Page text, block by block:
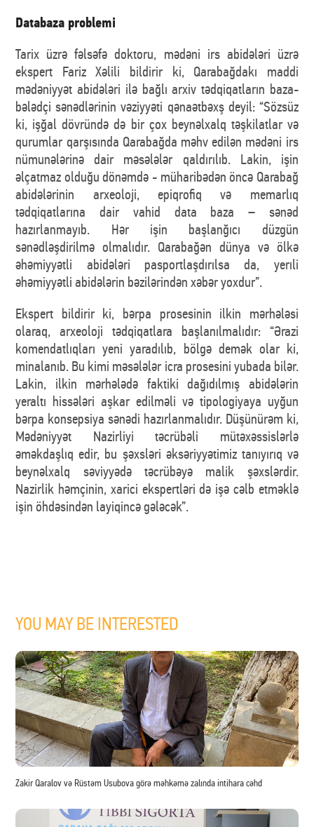
Databaza problemi
Tarix üzrə fəlsəfə doktoru, mədəni irs abidələri üzrə
ekspert Fariz Xəlili bildirir ki, Qarabağdakı maddi
mədəniyyət abidələri ilə bağlı arxiv tədqiqatların baza-
bələdçi sənədlərinin vəziyyəti qənaətbəxş deyil: “Sözsüz
ki, işğal dövründə də bir çox beynəlxalq təşkilatlar və
qurumlar qarşısında Qarabağda məhv edilən mədəni irs
nümunələrinə dair məsələlər qaldırılıb. Lakin, işin
əlçatmaz olduğu dönəmdə - müharibədən öncə Qarabağ
abidələrinin arxeoloji, epiqrofiq və memarlıq
tədqiqatlarına dair vahid data baza – sənəd
hazırlanmayıb. Hər işin başlanğıcı düzgün
sənədləşdirilmə olmalıdır. Qarabağən dünya və ölkə
əhəmiyyətli abidələri pasportlaşdırılsa da, yerıli
əhəmiyyətli abidələrin bəzilərindən xəbər yoxdur”.
Ekspert bildirir ki, bərpa prosesinin ilkin mərhələsi
olaraq, arxeoloji tədqiqatlara başlanılmalıdır: “Ərazi
komendatlıqları yeni yaradılıb, bölgə demək olar ki,
minalanıb. Bu kimi məsələlər icra prosesini yubada bilər.
Lakin, ilkin mərhələdə faktiki dağıdılmış abidələrin
yeraltı hissələri aşkar edilməli və tipologiyaya uyğun
bərpa konsepsiya sənədi hazırlanmalıdır. Düşünürəm ki,
Mədəniyyət Nazirliyi təcrübəli mütəxəssislərlə
əməkdaşlıq edir, bu şəxsləri əksəriyyətimiz tanıyırıq və
beynəlxalq səviyyədə təcrübəyə malik şəxslərdir.
Nazirlik həmçinin, xarici ekspertləri də işə cəlb etməklə
işin öhdəsindən layiqincə gələcək”.
YOU MAY BE INTERESTED
Zakir Qaralov və Rüstəm Usubova görə məhkəmə zalında intihara cəhd